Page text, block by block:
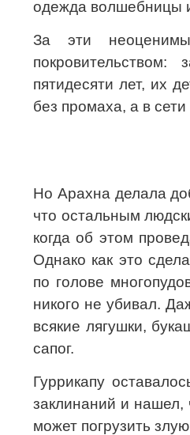
одежда волшебницы
За эти
пятидесяти лет, их
без промаха, а в
Но Арахна делала
что остальным
когда об этом
Однако как это
по голове
никого не убивал.
всякие лягушки,
сапог.
Гуррикапу
заклинаний и нашел,
может погрузить